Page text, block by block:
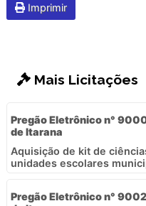
Imprimir
Mais Licitações
Pregão Eletrônico n°
de Itarana
Aquisição de kit de
unidades escolares
Pregão Eletrônico n°